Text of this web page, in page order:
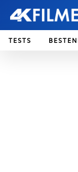
TESTS